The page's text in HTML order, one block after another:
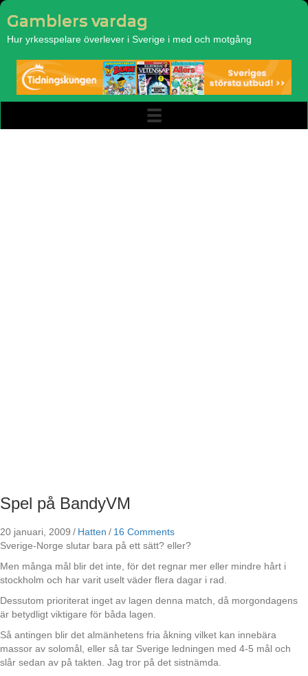
Gamblers vardag
Hur yrkesspelare överlever i Sverige i med och motgång
Spel på BandyVM
20 januari, 2009 / Hatten / 16 Comments
Sverige-Norge slutar bara på ett sätt? eller?
Men många mål blir det inte, för det regnar mer eller mindre hårt i
stockholm och har varit uselt väder flera dagar i rad.
Dessutom prioriterat inget av lagen denna match, då morgondagens
är betydligt viktigare för båda lagen.
Så antingen blir det almänhetens fria åkning vilket kan innebära
massor av solomål, eller så tar Sverige ledningen med 4-5 mål och
slår sedan av på takten. Jag tror på det sistnämda.